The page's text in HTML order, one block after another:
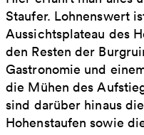
Staufer. Lohnenswert
Aussichtsplateau des
den Resten der
Gastronomie und
die Mühen des
sind darüber hinaus
Hohenstaufen sowie